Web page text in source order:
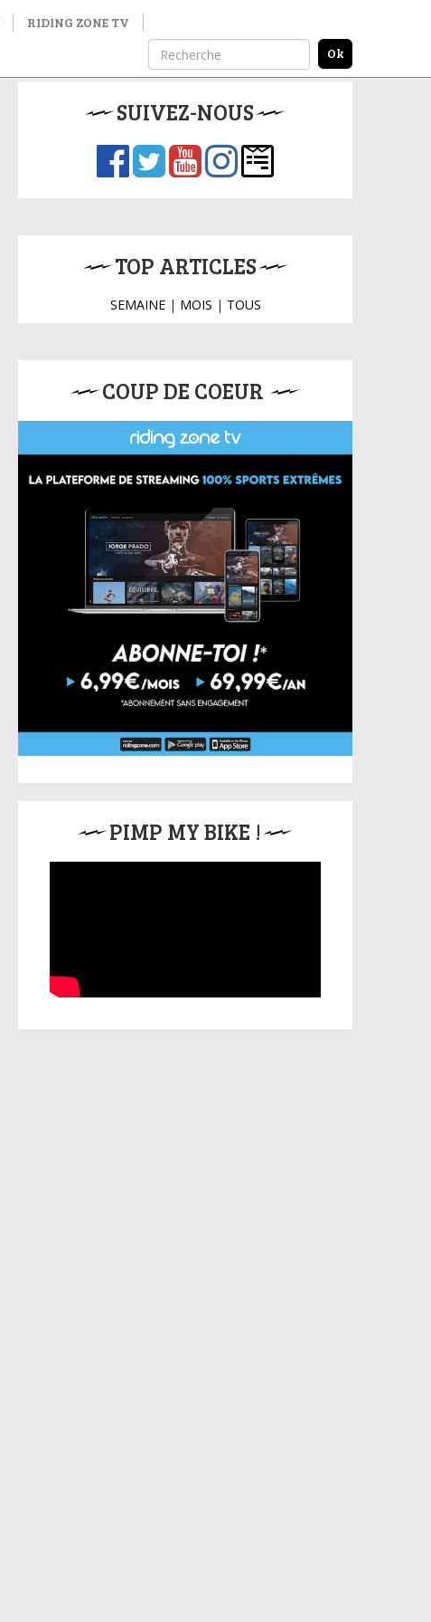
RIDING ZONE TV
SUIVEZ-NOUS
TOP ARTICLES
SEMAINE| MOIS | TOUS
COUP DE COEUR
PIMP MY BIKE !